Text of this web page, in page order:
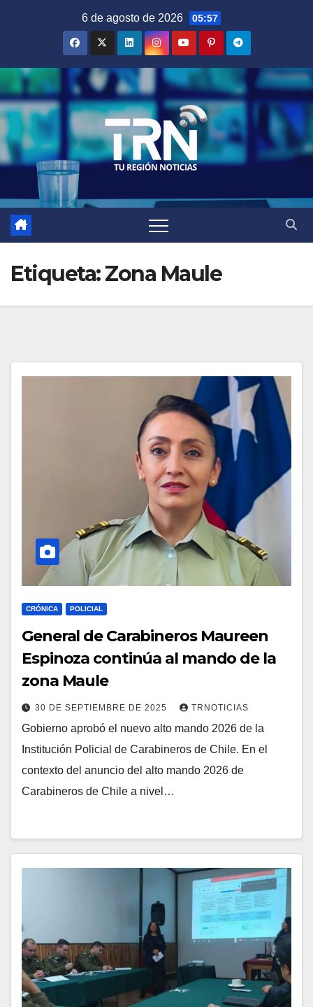
6 de agosto de 2026 05:57
Etiqueta:Zona Maule
CRÓNICA POLICIAL
General de Carabineros Maureen
Espinoza continúa al mando de la
zona Maule
30 DE SEPTIEMBRE DE 2025 TRNOTICIAS
Gobierno aprobó el nuevo alto mando 2026 de la
Institución Policial de Carabineros de Chile. En el
contexto del anuncio del alto mando 2026 de
Carabineros de Chile a nivel…